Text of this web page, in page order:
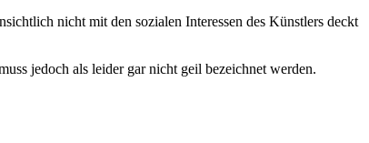
nicht mit den sozialen Interessen des Künstlers deckt
jedoch als leider gar nicht geil bezeichnet werden.